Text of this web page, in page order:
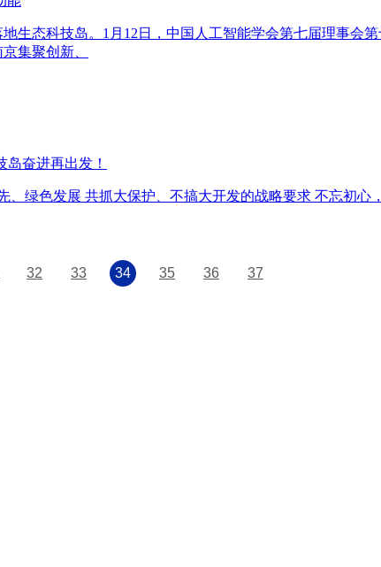
生态科技岛。1月12日，中国人工智能学会第七届理事会
集聚创新、
岛奋进再出发！
、绿色发展 共抓大保护、不搞大开发的战略要求 不忘初
32 33 34 35 36 37